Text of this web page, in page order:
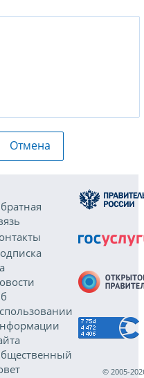
Отмена
© 2005-